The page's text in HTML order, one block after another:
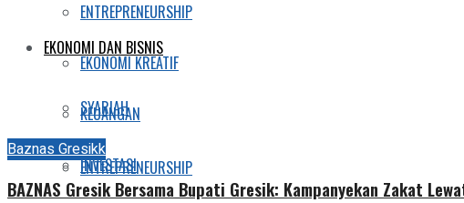
ENTREPRENEURSHIP
EKONOMI KREATIF
KEUANGAN
INVESTASI
EKONOMI DAN BISNIS
SYARIAH
ENTREPRENEURSHIP
Baznas Gresikk
BAZNAS Gresik Bersama Bupati Gresik: Kampanyekan Zakat